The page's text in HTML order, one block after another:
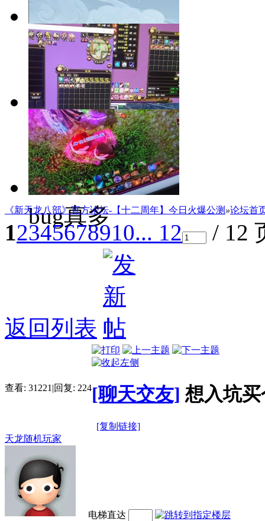
天龙不到可败
尽众生
所以，这游戏
是怎么了
bug真多
《新天龙八部》官方论坛-【十二周年】今日火爆公测 »论坛首
12345678910... 12 / 12
返回列表
查看: 31221 |回复: 224[聊天交友] 想入坑
[复制链接]
天龙随机玩家
电梯直达